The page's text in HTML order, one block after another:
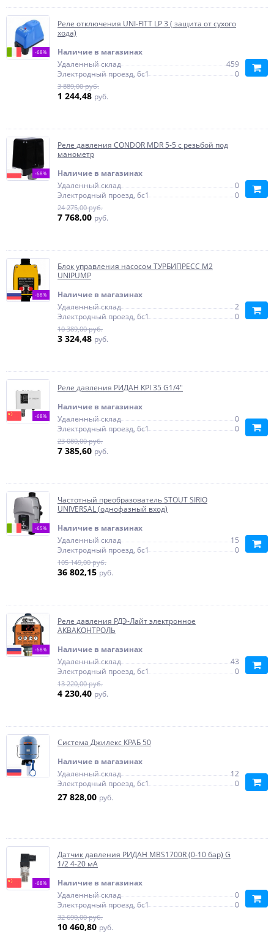
-68%
Реле отключения UNI-FITT LP 3 ( защита от сухого
хода)
Наличие в магазинах
Удаленный склад
459
Электродный проезд, 6с1
0
3 889,00 руб.
1 244,48 руб.
-68%
Реле давления CONDOR MDR 5-5 с резьбой под
манометр
Наличие в магазинах
Удаленный склад
0
Электродный проезд, 6с1
0
24 275,00 руб.
7 768,00 руб.
-68%
Блок управления насосом ТУРБИПРЕСС М2
UNIPUMP
Наличие в магазинах
Удаленный склад
2
Электродный проезд, 6с1
0
10 389,00 руб.
3 324,48 руб.
-68%
Реле давления РИДАН KPI 35 G1/4"
Наличие в магазинах
Удаленный склад
0
Электродный проезд, 6с1
0
23 080,00 руб.
7 385,60 руб.
-65%
Частотный преобразователь STOUT SIRIO
UNIVERSAL (однофазный вход)
Наличие в магазинах
Удаленный склад
15
Электродный проезд, 6с1
0
105 149,00 руб.
36 802,15 руб.
-68%
Реле давления РДЭ-Лайт электронное
АКВАКОНТРОЛЬ
Наличие в магазинах
Удаленный склад
43
Электродный проезд, 6с1
0
13 220,00 руб.
4 230,40 руб.
Система Джилекс КРАБ 50
Наличие в магазинах
Удаленный склад
12
Электродный проезд, 6с1
0
27 828,00 руб.
-68%
Датчик давления РИДАН MBS1700R (0-10 бар) G
1/2 4-20 мА
Наличие в магазинах
Удаленный склад
0
Электродный проезд, 6с1
0
32 690,00 руб.
10 460,80 руб.